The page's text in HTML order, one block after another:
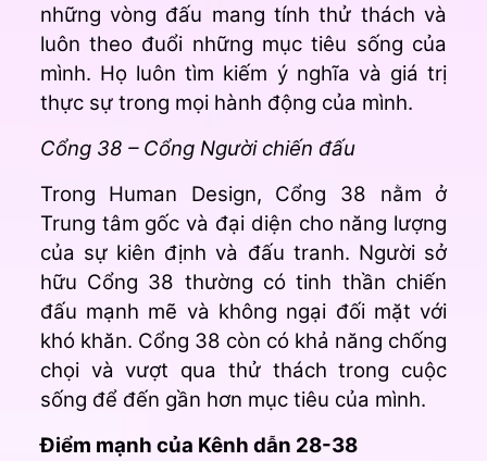
những vòng đấu mang tính thử thách và
luôn theo đuổi những mục tiêu sống của
mình. Họ luôn tìm kiếm ý nghĩa và giá trị
thực sự trong mọi hành động của mình.
Cổng 38 – Cổng Người chiến đấu
Trong Human Design, Cổng 38 nằm ở
Trung tâm gốc và đại diện cho năng lượng
của sự kiên định và đấu tranh. Người sở
hữu Cổng 38 thường có tinh thần chiến
đấu mạnh mẽ và không ngại đối mặt với
khó khăn. Cổng 38 còn có khả năng chống
chọi và vượt qua thử thách trong cuộc
sống để đến gần hơn mục tiêu của mình.
Điểm mạnh của Kênh dẫn 28-38